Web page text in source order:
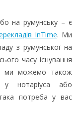
на румунську – є
InTime. Ми
з румунської на
часу існування
ми можемо також
у нотаріуса або
потреба у вас